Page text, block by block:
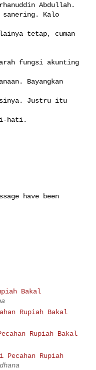
Abdullah.
sanering. Kalo
tetap, cuman
fungsi akunting
Bayangkan
Justru itu
hati.
have been
Bakal
Rupiah Bakal
Rupiah Bakal
Rupiah